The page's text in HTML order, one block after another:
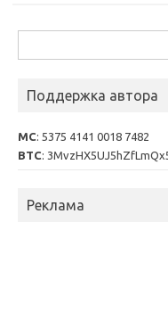
Поддержка автора
MC: 5375 4141 0018 7482
BTC:
Реклама